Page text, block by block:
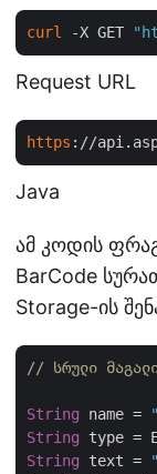
curl -X GET
Request URL
https ://
Java
ამ კოდის
BarCode
Storage-ის
// სრული
String name =
String
String text =